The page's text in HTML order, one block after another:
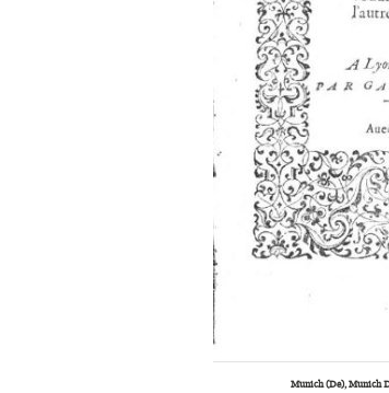
Munich (De), Munich